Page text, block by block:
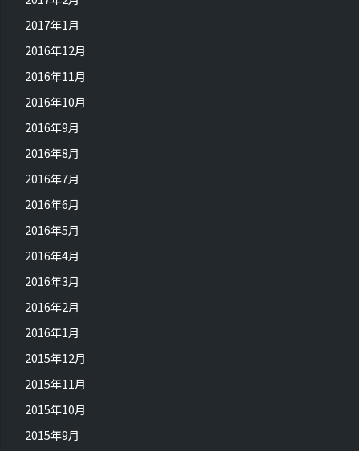
2017年1月
2016年12月
2016年11月
2016年10月
2016年9月
2016年8月
2016年7月
2016年6月
2016年5月
2016年4月
2016年3月
2016年2月
2016年1月
2015年12月
2015年11月
2015年10月
2015年9月